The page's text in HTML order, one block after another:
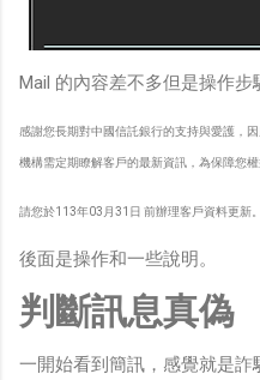
Mail 的內容差不多但是操作步
感謝您長期對中國信託銀行的支持與愛護，
機構需定期瞭解客戶的最新資訊，為保障您權
請您於113年03月31日 前辦理客戶資料更新。
後面是操作和一些說明。
判斷訊息真偽
一開始看到簡訊，感覺就是詐